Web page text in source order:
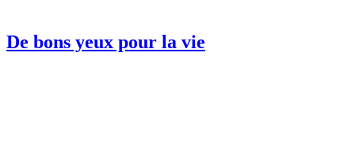
De bons yeux pour la vie